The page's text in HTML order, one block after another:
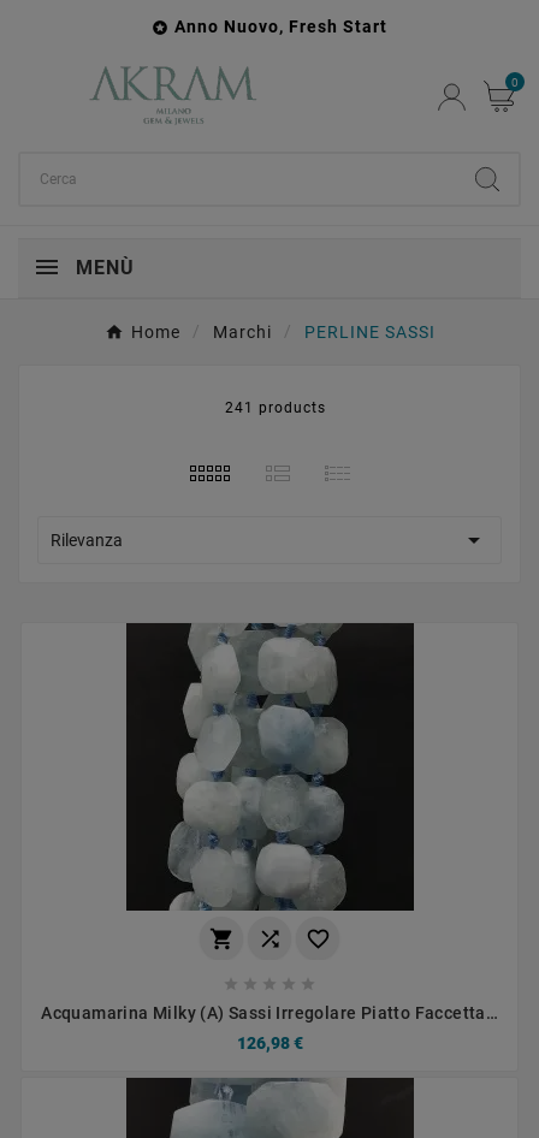
 Anno Nuovo, Fresh Start
0
MENÙ
Home Marchi PERLINE SASSI
241 products
Rilevanza 
  
    
Acquamarina Milky (A) Sassi Irregolare Piatto Faccettati
126,98 €